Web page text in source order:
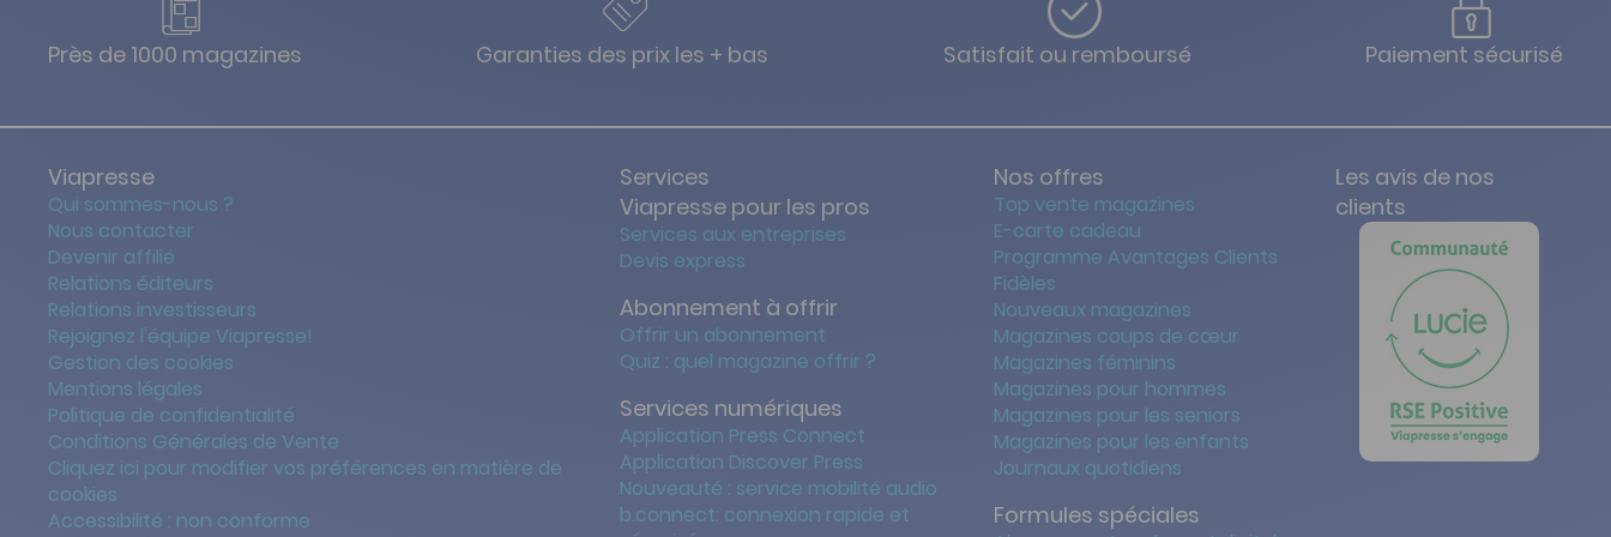
Près de 1000 magazines Garanties des prix les + bas Satisfait ou remboursé Paiement sécurisé
Viapresse
Qui sommes-nous ?
Nous contacter
Devenir affilié
Relations éditeurs
Relations investisseurs
Rejoignez l'équipe Viapresse!
Gestion des cookies
Mentions légales
Politique de confidentialité
Conditions Générales de Vente
Cliquez ici pour modifier vos préférences en matière de
cookies
Accessibilité : non conforme
Services
Viapresse pour les pros
Services aux entreprises
Devis express
Abonnement à offrir
Offrir un abonnement
Quiz : quel magazine offrir ?
Services numériques
Application Press Connect
Application Discover Press
Nouveauté : service mobilité audio
b.connect: connexion rapide et
Nos offres
Top vente magazines
E-carte cadeau
Programme Avantages Clients
Fidèles
Nouveaux magazines
Magazines coups de cœur
Magazines féminins
Magazines pour hommes
Magazines pour les seniors
Magazines pour les enfants
Journaux quotidiens
Formules spéciales
Les avis de nos
clients